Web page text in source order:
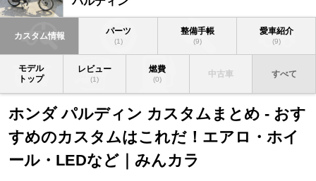
カスタム情報 パーツ
(1)
整備手帳
(9)
愛車紹介
(9)
モデル
トップ
レビュー
(1)
燃費
(0)
中古車 すべて
ホンダ パルディン カスタムまとめ - おす
すめのカスタムはこれだ！エアロ・ホイ
ール・LEDなど｜みんカラ